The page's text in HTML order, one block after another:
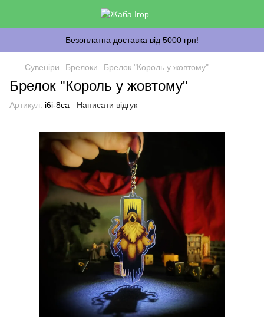
Безоплатна доставка від 5000 грн!
Сувеніри Брелоки Брелок "Король у жовтому"
Брелок "Король у жовтому"
Артикул: i6i-8ca Написати відгук